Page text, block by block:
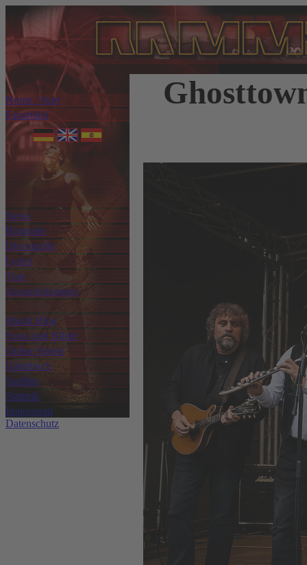
Home / Start
Fanartikel
News
Biografie
Discografie
Lyrics
Tour
Auszeichnungen
Musik Blog
Fotos und Bilder
Online Spiele
Gästebuch
Surftips
Statistik
Impressum
Datenschutz